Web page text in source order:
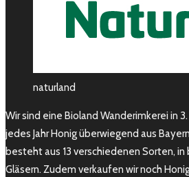
naturland
Wir sind eine Bioland Wanderimkerei in
jedes Jahr Honig überwiegend aus
besteht aus 13 verschiedenen Sorten,
Gläsern. Zudem verkaufen wir noch